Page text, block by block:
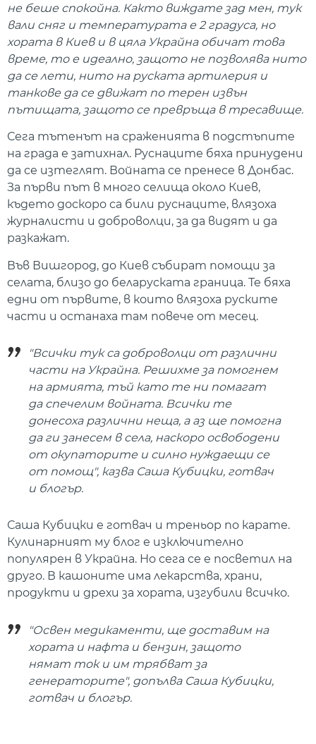
не беше спокойна. Както виждате зад мен, тук
вали сняг и температурата е 2 градуса, но
хората в Киев и в цяла Украйна обичат това
време, то е идеално, защото не позволява нито
да се лети, нито на руската артилерия и
танкове да се движат по терен извън
пътищата, защото се превръща в тресавище.
Сега тътенът на сраженията в подстъпите
на града е затихнал. Руснаците бяха принудени
да се изтеглят. Войната се пренесе в Донбас.
За първи път в много селища около Киев,
където доскоро са били руснаците, влязоха
журналисти и доброволци, за да видят и да
разкажат.
Във Вишгород, до Киев събират помощи за
селата, близо до беларуската граница. Те бяха
едни от първите, в които влязоха руските
части и останаха там повече от месец.
"Всички тук са доброволци от различни
части на Украйна. Решихме за помогнем
на армията, тъй като те ни помагат
да спечелим войната. Всички те
донесоха различни неща, а аз ще помогна
да ги занесем в села, наскоро освободени
от окупаторите и силно нуждаещи се
от помощ", казва Саша Кубицки, готвач
и блогър.
Саша Кубицки е готвач и треньор по карате.
Кулинарният му блог е изключително
популярен в Украйна. Но сега се е посветил на
друго. В кашоните има лекарства, храни,
продукти и дрехи за хората, изгубили всичко.
"Освен медикаменти, ще доставим на
хората и нафта и бензин, защото
нямат ток и им трябват за
генераторите", допълва Саша Кубицки,
готвач и блогър.